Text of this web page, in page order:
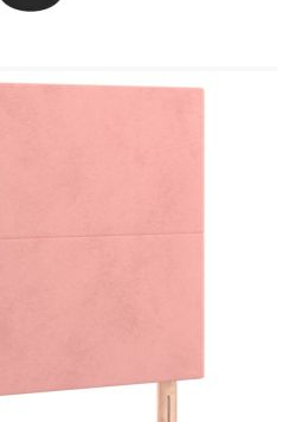
в кашона за лесно
с табла за крака